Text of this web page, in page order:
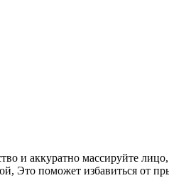
и аккуратно массируйте
Это поможет избавиться от